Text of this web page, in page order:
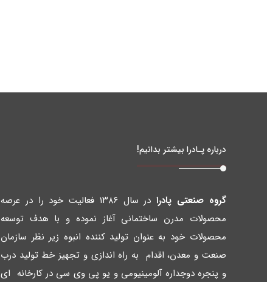
درباره پـادرا بیشتر بدانیم!
گروه صنعتی پادرا
در سال ۱۳۸۶ فعالیت خود را در عرصه
محصولات مدرن ساختمانی آغاز نموده و با هدف توسعه
محصولات خود به عنوان تولید کننده انبوه زیر نظر سازمان
صنعت و معدن، اقدام به راه اندازي و تجهیز خط تولید درب
و پنجره دوجداره آلومینیومی و یو پی وي سی در کارخانه اي